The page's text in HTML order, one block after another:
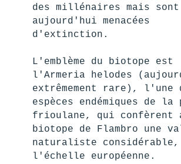
des millénaires mais sont
aujourd'hui menacées
d'extinction.
L'emblème du biotope est
l'Armeria helodes
extrêmement rare), l'une
espèces endémiques de la
frioulane, qui confèrent
biotope de Flambro une
naturaliste considérable,
l'échelle européenne.